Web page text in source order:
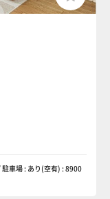
車場 : あり(空有) : 8900